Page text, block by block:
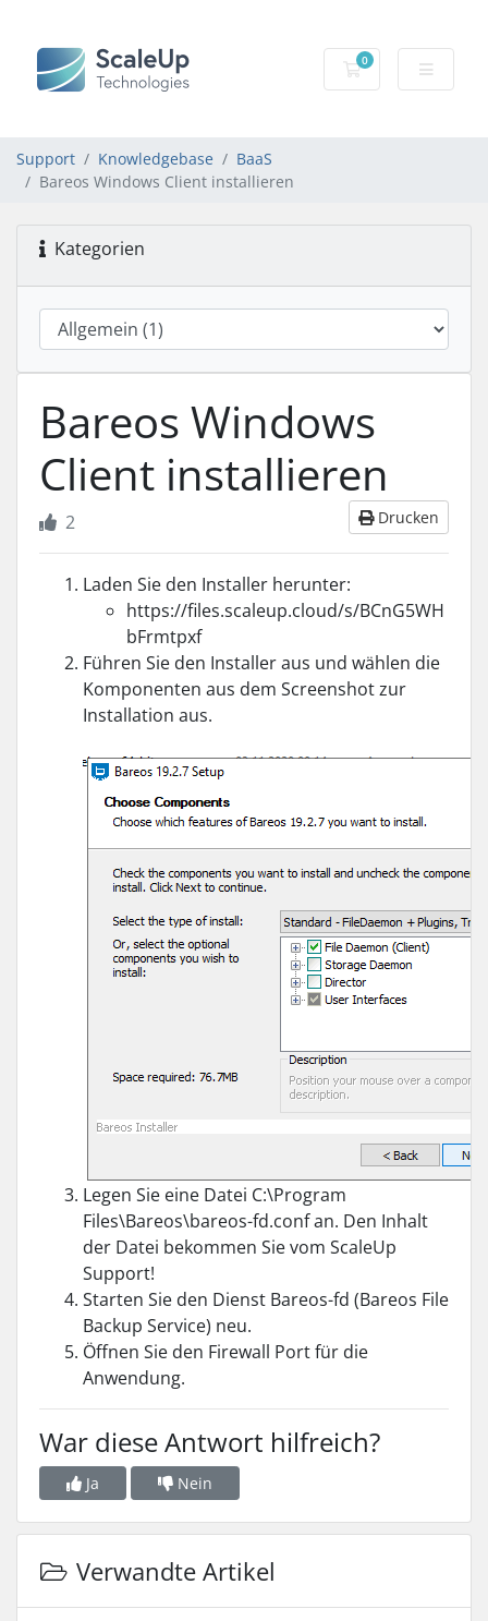
0
Mein Warenkorb
Support Knowledgebase
BaaS
Bareos Windows Client installieren
Kategorien
Bareos Windows
Client installieren
Drucken
2
Laden Sie den Installer herunter:
https://files.scaleup.cloud/s/BCnG5WH
bFrmtpxf
Führen Sie den Installer aus und wählen die
Komponenten aus dem Screenshot zur
Installation aus.
Legen Sie eine Datei C:\Program
Files\Bareos\bareos-fd.conf an. Den Inhalt
der Datei bekommen Sie vom ScaleUp
Support!
Starten Sie den Dienst Bareos-fd (Bareos File
Backup Service) neu.
Öffnen Sie den Firewall Port für die
Anwendung.
War diese Antwort hilfreich?
Ja Nein
Verwandte Artikel